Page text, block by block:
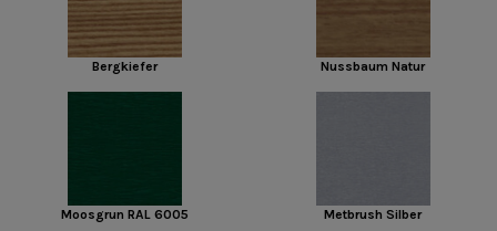
Bergkiefer Nussbaum Natur
Moosgrun RAL 6005 Metbrush Silber